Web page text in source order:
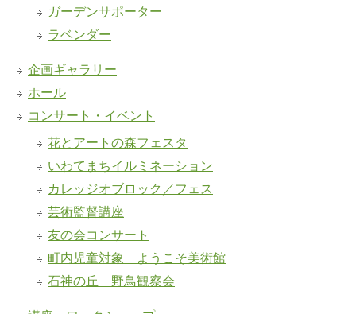
ガーデンサポーター
ラベンダー
企画ギャラリー
ホール
コンサート・イベント
花とアートの森フェスタ
いわてまちイルミネーション
カレッジオブロック／フェス
芸術監督講座
友の会コンサート
町内児童対象 ようこそ美術館
石神の丘 野鳥観察会